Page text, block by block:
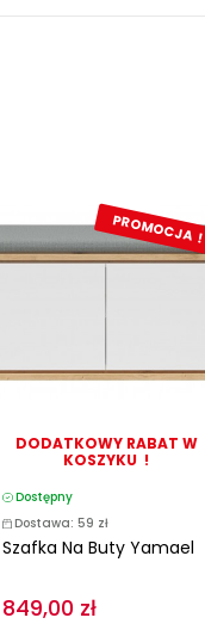
PROMOCJA !
DODATKOWY RABAT W
KOSZYKU !
Dostępny
Dostawa: 59 zł
Szafka Na Buty Yamael
849,00 zł